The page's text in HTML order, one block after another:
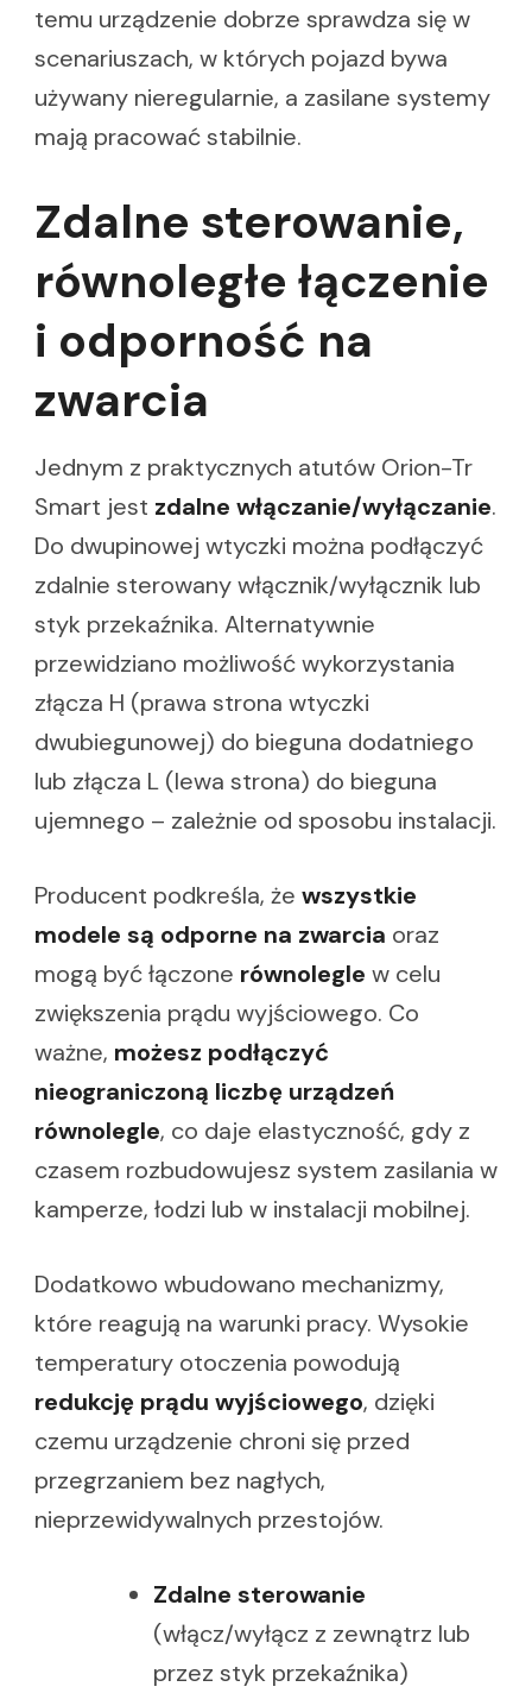
temu urządzenie dobrze sprawdza się w
scenariuszach, w których pojazd bywa
używany nieregularnie, a zasilane systemy
mają pracować stabilnie.
Zdalne sterowanie,
równoległe łączenie
i odporność na
zwarcia
Jednym z praktycznych atutów Orion-Tr
Smart jest zdalne włączanie/wyłączanie.
Do dwupinowej wtyczki można podłączyć
zdalnie sterowany włącznik/wyłącznik lub
styk przekaźnika. Alternatywnie
przewidziano możliwość wykorzystania
złącza H (prawa strona wtyczki
dwubiegunowej) do bieguna dodatniego
lub złącza L (lewa strona) do bieguna
ujemnego – zależnie od sposobu instalacji.
Producent podkreśla, że wszystkie
modele są odporne na zwarcia oraz
mogą być łączone równolegle w celu
zwiększenia prądu wyjściowego. Co
ważne, możesz podłączyć
nieograniczoną liczbę urządzeń
równolegle, co daje elastyczność, gdy z
czasem rozbudowujesz system zasilania w
kamperze, łodzi lub w instalacji mobilnej.
Dodatkowo wbudowano mechanizmy,
które reagują na warunki pracy. Wysokie
temperatury otoczenia powodują
redukcję prądu wyjściowego, dzięki
czemu urządzenie chroni się przed
przegrzaniem bez nagłych,
nieprzewidywalnych przestojów.
Zdalne sterowanie
(włącz/wyłącz z zewnątrz lub
przez styk przekaźnika)